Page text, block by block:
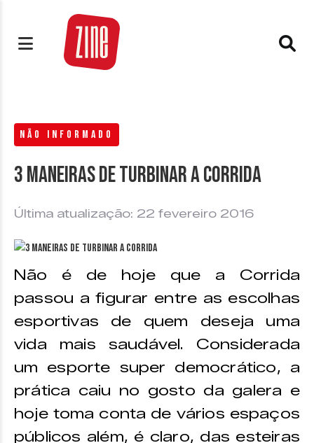
NÃO INFORMADO
3 maneiras de turbinar a corrida
Última atualização: 22 fevereiro 2016
Não é de hoje que a Corrida
passou a figurar entre as escolhas
esportivas de quem deseja uma
vida mais saudável. Considerada
um esporte super democrático, a
prática caiu no gosto da galera e
hoje toma conta de vários espaços
públicos além, é claro, das esteiras